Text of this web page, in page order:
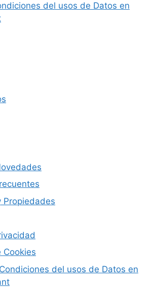
del usos de Datos en
Propiedades
Cookies
del usos de Datos en